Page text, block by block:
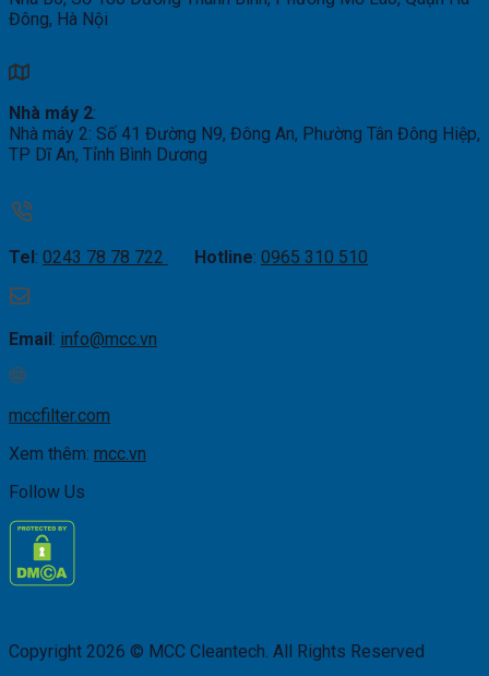
Đông, Hà Nội
Nhà máy 2:
Nhà máy 2: Số 41 Đường N9, Đông An, Phường Tân Đông Hiệp,
TP Dĩ An, Tỉnh Bình Dương
Tel: 0243 78 78 722 Hotline: 0965 310 510
Email: info@mcc.vn
mccfilter.com
Xem thêm: mcc.vn
Follow Us
Copyright 2026 © MCC Cleantech. All Rights Reserved